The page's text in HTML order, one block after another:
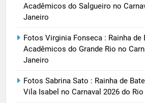
Acadêmicos do Salgueiro no
Janeiro
Fotos Virginia Fonseca : Rainha de
Acadêmicos do Grande Rio no
Janeiro
Fotos Sabrina Sato : Rainha de
Vila Isabel no Carnaval 2026 do